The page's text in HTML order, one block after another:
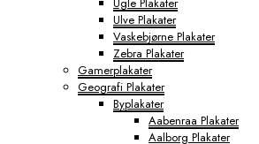
Ulve Plakater
Vaskebjørne Plakater
Zebra Plakater
Gamerplakater
Geografi Plakater
Byplakater
Aabenraa Plakater
Aalborg Plakater